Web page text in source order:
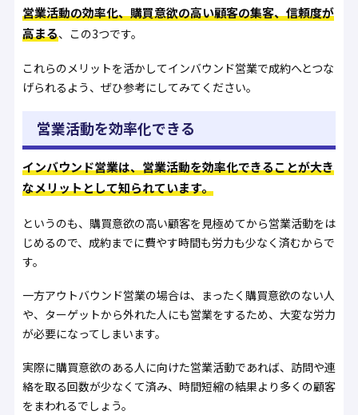
営業活動の効率化、購買意欲の高い顧客の集客、信頼度が
高まる、この3つです。
これらのメリットを活かしてインバウンド営業で成約へとつな
げられるよう、ぜひ参考にしてみてください。
営業活動を効率化できる
インバウンド営業は、営業活動を効率化できることが大き
なメリットとして知られています。
というのも、購買意欲の高い顧客を見極めてから営業活動をは
じめるので、成約までに費やす時間も労力も少なく済むからで
す。
一方アウトバウンド営業の場合は、まったく購買意欲のない人
や、ターゲットから外れた人にも営業をするため、大変な労力
が必要になってしまいます。
実際に購買意欲のある人に向けた営業活動であれば、訪問や連
絡を取る回数が少なくて済み、時間短縮の結果より多くの顧客
をまわれるでしょう。